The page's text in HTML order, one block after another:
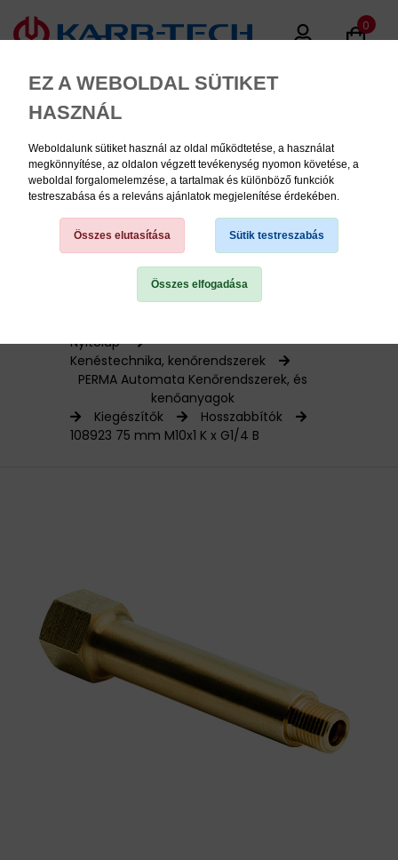
EZ A WEBOLDAL SÜTIKET
HASZNÁL
Weboldalunk sütiket használ az oldal működtetése, a használat
megkönnyítése, az oldalon végzett tevékenység nyomon követése, a
weboldal forgalomelemzése, a tartalmak és különböző funkciók
testreszabása és a releváns ajánlatok megjelenítése érdekében.
Összes elutasítása Sütik testreszabás
Összes elfogadása
0
MENU
KÉZISZERSZÁMOK
HAJTÁSTECHNIKA
ÜZLETEINK
Termékinformációk
Nyitólap
Kenéstechnika, kenőrendszerek
PERMA Automata Kenőrendszerek, és
kenőanyagok
Kiegészítők
Hosszabbítók
108923 75 mm M10x1 K x G1/4 B